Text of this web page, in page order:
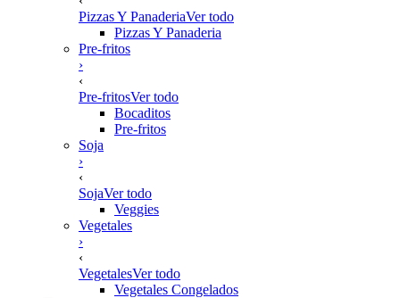
Pizzas Y PanaderiaVer todo
Pizzas Y Panaderia
Pre-fritos
›
‹
Pre-fritosVer todo
Bocaditos
Pre-fritos
Soja
›
‹
SojaVer todo
Veggies
Vegetales
›
‹
VegetalesVer todo
Vegetales Congelados